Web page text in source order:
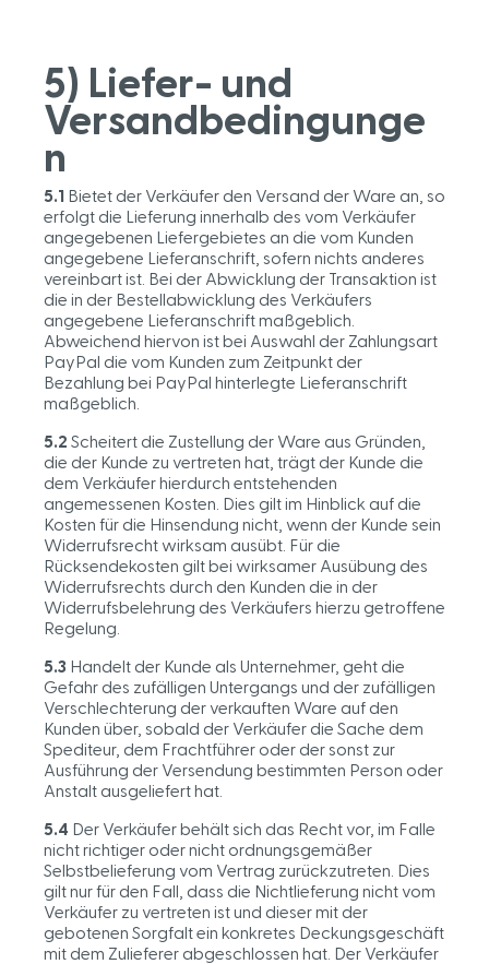
5) Liefer- und
Versandbedingunge
n
5.1 Bietet der Verkäufer den Versand der Ware an, so
erfolgt die Lieferung innerhalb des vom Verkäufer
angegebenen Liefergebietes an die vom Kunden
angegebene Lieferanschrift, sofern nichts anderes
vereinbart ist. Bei der Abwicklung der Transaktion ist
die in der Bestellabwicklung des Verkäufers
angegebene Lieferanschrift maßgeblich.
Abweichend hiervon ist bei Auswahl der Zahlungsart
PayPal die vom Kunden zum Zeitpunkt der
Bezahlung bei PayPal hinterlegte Lieferanschrift
maßgeblich.
5.2 Scheitert die Zustellung der Ware aus Gründen,
die der Kunde zu vertreten hat, trägt der Kunde die
dem Verkäufer hierdurch entstehenden
angemessenen Kosten. Dies gilt im Hinblick auf die
Kosten für die Hinsendung nicht, wenn der Kunde sein
Widerrufsrecht wirksam ausübt. Für die
Rücksendekosten gilt bei wirksamer Ausübung des
Widerrufsrechts durch den Kunden die in der
Widerrufsbelehrung des Verkäufers hierzu getroffene
Regelung.
5.3 Handelt der Kunde als Unternehmer, geht die
Gefahr des zufälligen Untergangs und der zufälligen
Verschlechterung der verkauften Ware auf den
Kunden über, sobald der Verkäufer die Sache dem
Spediteur, dem Frachtführer oder der sonst zur
Ausführung der Versendung bestimmten Person oder
Anstalt ausgeliefert hat.
5.4 Der Verkäufer behält sich das Recht vor, im Falle
nicht richtiger oder nicht ordnungsgemäßer
Selbstbelieferung vom Vertrag zurückzutreten. Dies
gilt nur für den Fall, dass die Nichtlieferung nicht vom
Verkäufer zu vertreten ist und dieser mit der
gebotenen Sorgfalt ein konkretes Deckungsgeschäft
mit dem Zulieferer abgeschlossen hat. Der Verkäufer